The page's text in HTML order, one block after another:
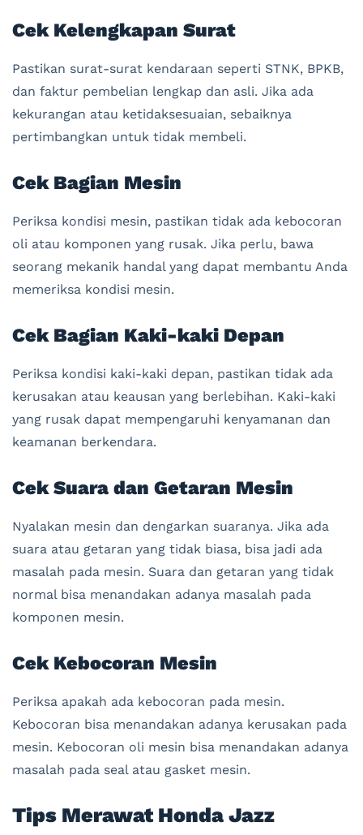
Cek Kelengkapan Surat
Pastikan surat-surat kendaraan seperti STNK, BPKB,
dan faktur pembelian lengkap dan asli. Jika ada
kekurangan atau ketidaksesuaian, sebaiknya
pertimbangkan untuk tidak membeli.
Cek Bagian Mesin
Periksa kondisi mesin, pastikan tidak ada kebocoran
oli atau komponen yang rusak. Jika perlu, bawa
seorang mekanik handal yang dapat membantu Anda
memeriksa kondisi mesin.
Cek Bagian Kaki-kaki Depan
Periksa kondisi kaki-kaki depan, pastikan tidak ada
kerusakan atau keausan yang berlebihan. Kaki-kaki
yang rusak dapat mempengaruhi kenyamanan dan
keamanan berkendara.
Cek Suara dan Getaran Mesin
Nyalakan mesin dan dengarkan suaranya. Jika ada
suara atau getaran yang tidak biasa, bisa jadi ada
masalah pada mesin. Suara dan getaran yang tidak
normal bisa menandakan adanya masalah pada
komponen mesin.
Cek Kebocoran Mesin
Periksa apakah ada kebocoran pada mesin.
Kebocoran bisa menandakan adanya kerusakan pada
mesin. Kebocoran oli mesin bisa menandakan adanya
masalah pada seal atau gasket mesin.
Tips Merawat Honda Jazz